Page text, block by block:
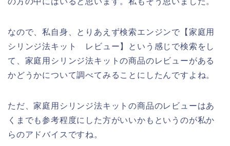
なので、私自身、とりあえず検索エンジンで【家庭用
シリンジ法キット レビュー】という感じで検索をし
て、家庭用シリンジ法キットの商品のレビューがある
かどうかについて調べてみることにしたんですよね。
ただ、家庭用シリンジ法キットの商品のレビューはあ
くまでも参考程度にした方がいいかもというのが私か
らのアドバイスですね。